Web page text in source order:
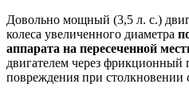
Довольно мощный (3,5 л. с.)
колеса увеличенного диаметра
аппарата на пересеченной
двигателем через фрикционный
повреждения при столкновении